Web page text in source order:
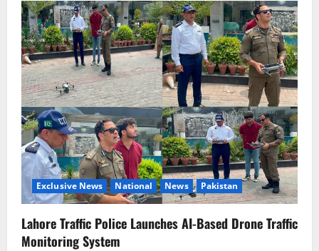
v
i
g
a
t
i
o
n
Exclusive News National News Pakistan
Lahore Traffic Police Launches AI-Based Drone Traffic
Monitoring System